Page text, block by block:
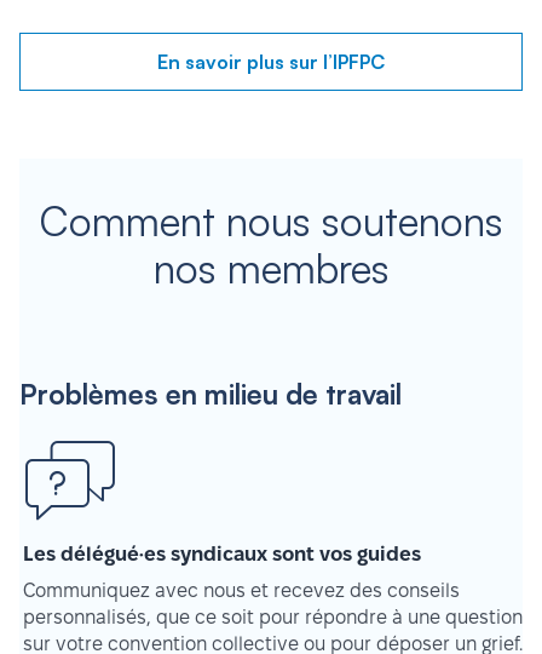
En savoir plus sur l’IPFPC
Comment nous soutenons
nos membres
Problèmes en milieu de travail
Les délégué·es syndicaux sont vos guides
Communiquez avec nous et recevez des conseils
personnalisés, que ce soit pour répondre à une question
sur votre convention collective ou pour déposer un grief.